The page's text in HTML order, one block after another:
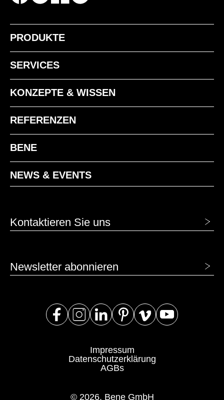
PRODUKTE
SERVICES
KONZEPTE & WISSEN
REFERENZEN
BENE
NEWS & EVENTS
Kontaktieren Sie uns
Newsletter abonnieren
© 2026, Bene GmbH
Impressum
Datenschutzerklärung
AGBs